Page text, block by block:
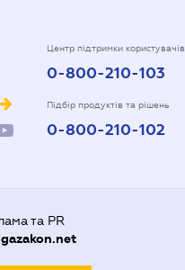
Центр підтримки користувачів
0-800-210-103
Підбір продуктів та рішень
0-800-210-102
та PR